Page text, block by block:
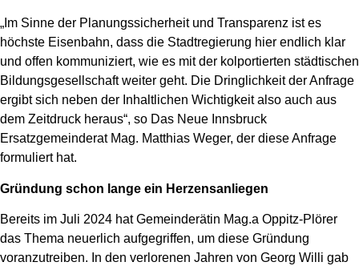
„Im Sinne der Planungssicherheit und Transparenz ist es
höchste Eisenbahn, dass die Stadtregierung hier endlich klar
und offen kommuniziert, wie es mit der kolportierten städtischen
Bildungsgesellschaft weiter geht. Die Dringlichkeit der Anfrage
ergibt sich neben der Inhaltlichen Wichtigkeit also auch aus
dem Zeitdruck heraus“, so Das Neue Innsbruck
Ersatzgemeinderat Mag. Matthias Weger, der diese Anfrage
formuliert hat.
Gründung schon lange ein Herzensanliegen
Bereits im Juli 2024 hat Gemeinderätin Mag.a Oppitz-Plörer
das Thema neuerlich aufgegriffen, um diese Gründung
voranzutreiben. In den verlorenen Jahren von Georg Willi gab